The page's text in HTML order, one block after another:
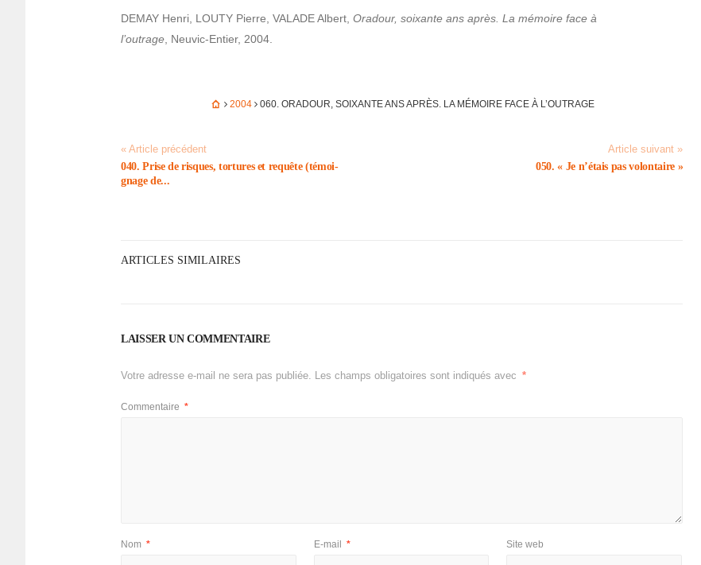
DEMAY Henri, LOUTY Pierre, VALADE Albert, Oradour, soixante ans après. La mémoire face à
l’ou­trage , Neuvic-Entier, 2004.
2004 060. ORADOUR, SOIXANTE ANS APRÈS. LA MÉMOIRE FACE À L’OU­TRAGE
« Article précédent
040. Prise de risques, tortures et requête (témoi­
gnage de...
Article suivant »
050. « Je n’étais pas volon­taire »
ARTICLES SIMILAIRES
LAISSER UN COMMENTAIRE
Votre adresse e-mail ne sera pas publiée. Les champs obligatoires sont indiqués avec *
Commentaire *
Nom * E-mail * Site web